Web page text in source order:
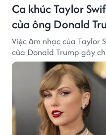
Ca khúc Taylor
của ông Donald
Việc âm nhạc của Taylor
của Donald Trump gây